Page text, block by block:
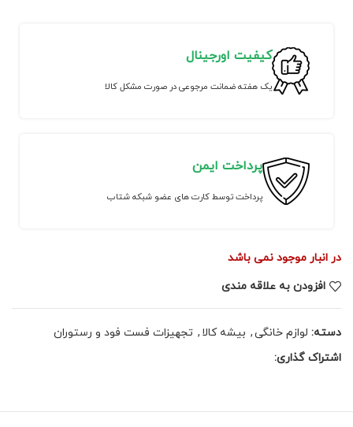
کیفیت اورجینال
یک هفته ضمانت مرجوعی در صورت مشکل کالا
پرداخت ایمن
پرداخت توسط کارت های عضو شبکه شتاب
در انبار موجود نمی باشد
افزودن به علاقه مندی
دسته: لوازم خانگی, بیشه کالا , تجهیزات فست فود و رستوران
اشتراک گذاری: